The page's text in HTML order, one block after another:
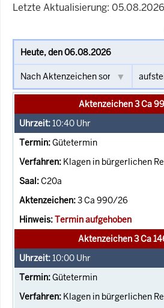
Letzte Aktualisierung:
Aktenzeichen 3 Ca
10:40 Uhr
Gütetermin
Klagen in bürgerlichen
C20a
3 Ca 990/26
Termin aufgehoben
Aktenzeichen 3 Ca
10:00 Uhr
Gütetermin
Klagen in bürgerlichen